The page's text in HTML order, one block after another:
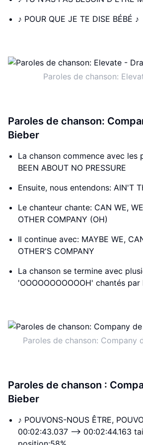
♪ POUR QUE JE TE DISE BÉBÉ ♪
Paroles de chanson:
Paroles de chanson:
Bieber
La chanson commence avec les
BEEN ABOUT NO PRESSURE
Ensuite, nous entendons: AIN'T
Le chanteur chante: CAN WE,
OTHER COMPANY (OH)
Il continue avec: MAYBE WE,
OTHER'S COMPANY
La chanson se termine avec
'OOOOOOOOOOOH' chantés
Paroles de chanson: Company
Paroles de chanson :
Bieber
♪ POUVONS-NOUS ÊTRE,
00:02:43.037 --> 00:02:44.163